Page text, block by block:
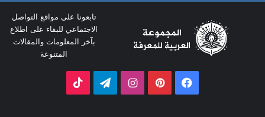
تابعونا على مواقع التواصل
الاجتماعي للبقاء على اطلاع
بآخر المعلومات والمقالات
المتنوعة
فيسبوك بينتيريستانستقرامتيلقرام